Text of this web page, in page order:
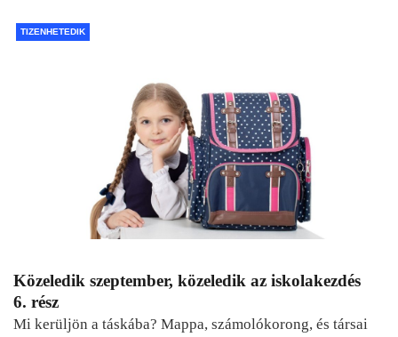
TIZENHETEDIK
Közeledik szeptember, közeledik az iskolakezdés
6. rész
Mi kerüljön a táskába? Mappa, számolókorong, és társai